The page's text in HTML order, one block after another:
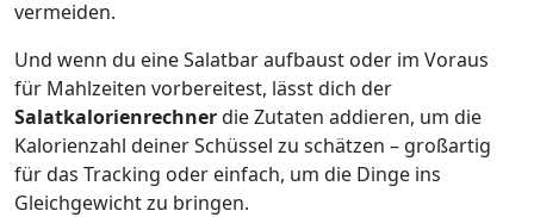
vermeiden.
Und wenn du eine Salatbar aufbaust oder im Voraus
für Mahlzeiten vorbereitest, lässt dich der
Salatkalorienrechnerdie Zutaten addieren, um die
Kalorienzahl deiner Schüssel zu schätzen – großartig
für das Tracking oder einfach, um die Dinge ins
Gleichgewicht zu bringen.